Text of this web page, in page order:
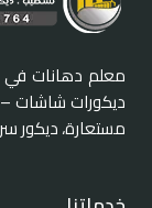
معلم دهانات في
ديكورات شاشات
مستعارة، ديكور